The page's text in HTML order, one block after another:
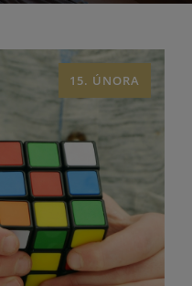
15. ÚNORA